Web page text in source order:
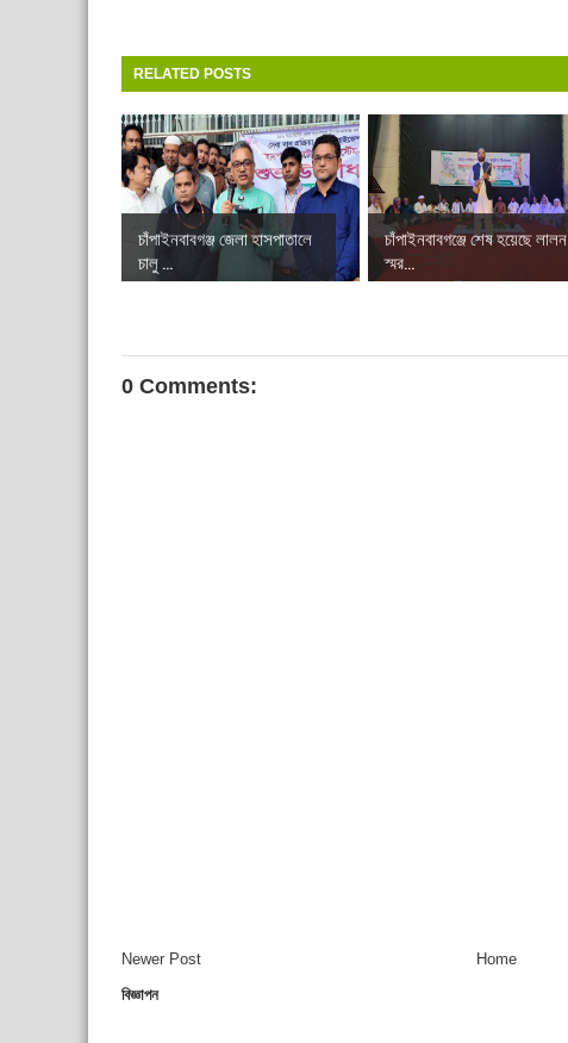
RELATED POSTS
চাঁপাইনবাবগঞ্জ জেলা হাসপাতালে
চালু ...
চাঁপাইনবাবগঞ্জে শেষ হয়েছে লালন
স্মর...
0 Comments:
Newer Post
Home
বিজ্ঞাপন